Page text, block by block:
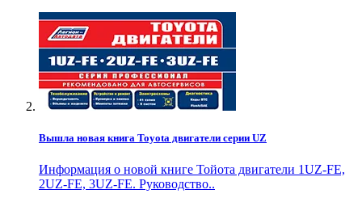
Вышла новая книга Toyota двигатели серии UZ
Информация о новой книге Тойота двигатели 1UZ-FE,
2UZ-FE, 3UZ-FE. Руководство..